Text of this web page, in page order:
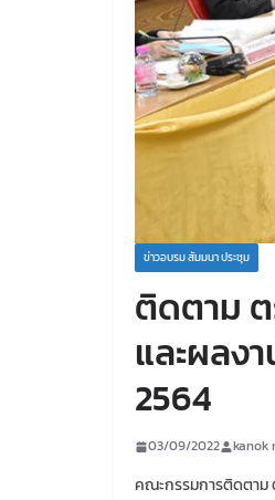
ข่าวอบรม สัมมนา ประชุม
ติดตาม
และผลง
2564
03/09/2022 kanok
คณะกรรมการติดตาม